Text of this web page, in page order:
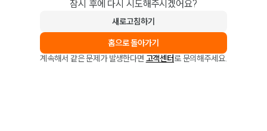
잠시 후에 다시 시도해주시겠어요?
새로고침하기
홈으로 돌아가기
계속해서 같은 문제가 발생한다면 고객센터로 문의해주세요.